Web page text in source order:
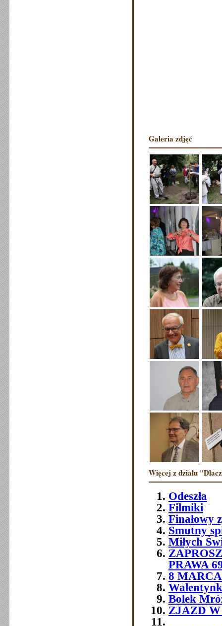
Galeria zdjęć
Więcej z działu
Odeszła
Filmiki
Finałowy
Smutny
Miłych
PRAWA
8
Bolek
ZJAZD W